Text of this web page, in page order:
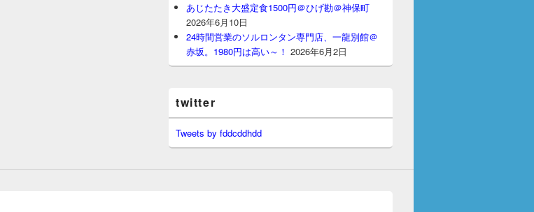
あじたたき大盛定食1500円＠ひげ勘＠神保町
2026年6月10日
24時間営業のソルロンタン専門店、一龍別館＠
赤坂。1980円は高い～！ 2026年6月2日
twitter
Tweets by fddcddhdd